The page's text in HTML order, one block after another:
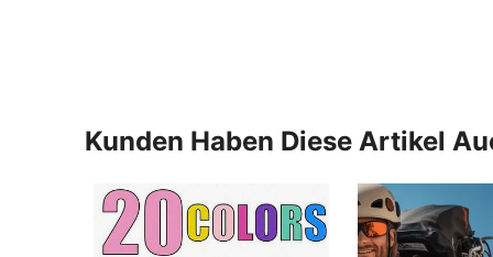
Kunden Haben Diese Artikel